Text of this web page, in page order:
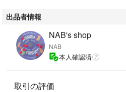
ので、再度開封して内部を確認する事が
既に梱包済みですので、購入後はでき
ていただきたいと思います。
また大変申し訳ございません。現在の
ん。
出品者情報
NAB's shop
NAB
本人確認済
取引の評価